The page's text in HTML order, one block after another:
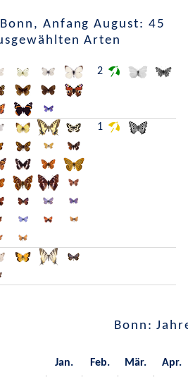
Anfang August: 45
Arten
2
1
Bonn:
Jan. Feb. Mär. Apr.